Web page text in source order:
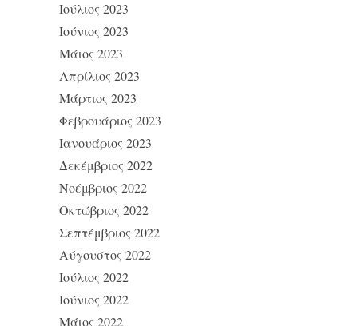
Ιούλιος 2023
Ιούνιος 2023
Μάιος 2023
Απρίλιος 2023
Μάρτιος 2023
Φεβρουάριος 2023
Ιανουάριος 2023
Δεκέμβριος 2022
Νοέμβριος 2022
Οκτώβριος 2022
Σεπτέμβριος 2022
Αύγουστος 2022
Ιούλιος 2022
Ιούνιος 2022
Μάιος 2022